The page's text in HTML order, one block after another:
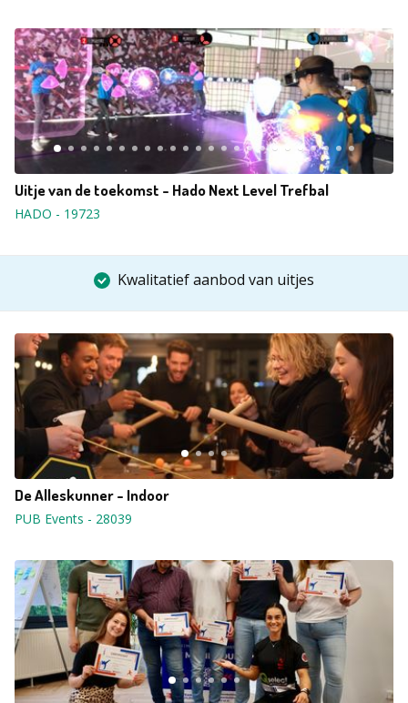
Uitje van de toekomst - Hado Next Level Trefbal
HADO - 19723
Kwalitatief aanbod van uitjes
De Alleskunner - Indoor
PUB Events - 28039